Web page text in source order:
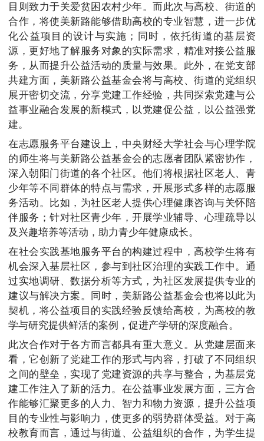
目则致力于关爱贫困农村少年。而此次与高校、街道的
合作，将使美新路能够借助高校的专业智慧，进一步优
化公益项目的设计与实施；同时，依托街道的基层资
源，更好地了解服务对象的实际需求，精准对接公益服
务，从而提升公益活动的质量与效果。此外，在党支部
共建方面，美新路公益基金会将与高校、街道的党组织
展开密切交流，分享党建工作经验，共同探索党建与公
益事业融合发展的新模式，以党建促公益，以公益强党
建。
在志愿服务平台建设上，中央财经大学社会与心理学院
的师生将与美新路公益基金会的志愿者团队紧密协作，
深入朝阳门街道的各个社区。他们将根据社区老人、青
少年等不同群体的特点与需求，开展形式多样的志愿服
务活动。比如，为社区老人提供心理健康咨询与关怀陪
伴服务；针对社区青少年，开展学业辅导、心理疏导以
及兴趣培养等活动，助力青少年健康成长。
在社会实践基地服务平台的构建过程中，高校学生将有
机会深入基层社区，参与到社区治理的实践工作中。通
过实地调研、数据分析等方式，为社区发展提供专业的
建议与解决方案。同时，美新路公益基金会也将以此为
契机，将公益项目的实践经验反馈给高校，为高校的教
学与研究提供鲜活的案例，促进产学研的深度融合。
此次合作对于各方而言都具有重大意义。从党建层面来
看，它创新了党建工作的形式与内容，打破了不同组织
之间的壁垒，实现了党建资源的共享与整合，为基层党
建工作注入了新的活力。在公益事业发展方面，三方合
作能够汇聚更多的人力、智力和物力资源，提升公益项
目的专业性与影响力，使更多的弱势群体受益。对于高
校教育而言，通过与街道、公益组织的合作，为学生提